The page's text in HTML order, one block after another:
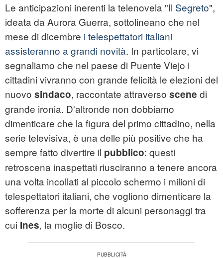
Le anticipazioni inerenti la telenovela "Il Segreto",
ideata da Aurora Guerra, sottolineano che nel
mese di dicembre i telespettatori italiani
assisteranno a grandi novità. In particolare, vi
segnaliamo che nel paese di Puente Viejo i
cittadini vivranno con grande felicità le elezioni del
nuovo sindaco, raccontate attraverso scene di
grande ironia. D'altronde non dobbiamo
dimenticare che la figura del primo cittadino, nella
serie televisiva, è una delle più positive che ha
sempre fatto divertire il pubblico: questi
retroscena inaspettati riusciranno a tenere ancora
una volta incollati al piccolo schermo i milioni di
telespettatori italiani, che vogliono dimenticare la
sofferenza per la morte di alcuni personaggi tra
cui Ines, la moglie di Bosco.